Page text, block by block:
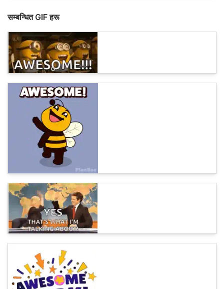
सम्बन्धित GIF हरू